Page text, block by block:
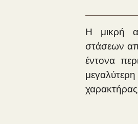
Η μικρή
στάσεων
έντονα
χαρακτήρας